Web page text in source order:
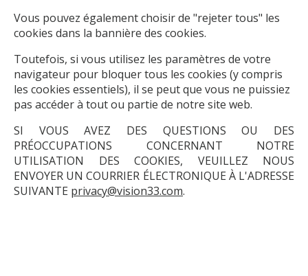
Vous pouvez également choisir de "rejeter tous" les
cookies dans la bannière des cookies.
Toutefois, si vous utilisez les paramètres de votre
navigateur pour bloquer tous les cookies (y compris
les cookies essentiels), il se peut que vous ne puissiez
pas accéder à tout ou partie de notre site web.
SI VOUS AVEZ DES QUESTIONS OU DES
PRÉOCCUPATIONS CONCERNANT NOTRE
UTILISATION DES COOKIES, VEUILLEZ NOUS
ENVOYER UN COURRIER ÉLECTRONIQUE À L'ADRESSE
SUIVANTE privacy@vision33.com.